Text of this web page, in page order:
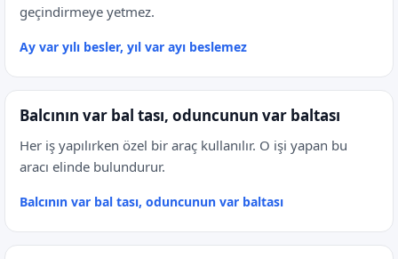
geçindirmeye yetmez.
Ay var yılı besler, yıl var ayı beslemez
Balcının var bal tası, oduncunun var baltası
Her iş yapılırken özel bir araç kullanılır. O işi yapan bu
aracı elinde bulundurur.
Balcının var bal tası, oduncunun var baltası